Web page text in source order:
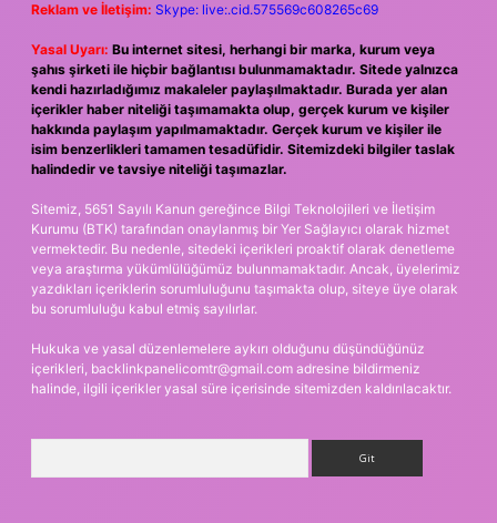
Reklam ve İletişim: Skype: live:.cid.575569c608265c69
Yasal Uyarı: Bu internet sitesi, herhangi bir marka, kurum veya
şahıs şirketi ile hiçbir bağlantısı bulunmamaktadır. Sitede yalnızca
kendi hazırladığımız makaleler paylaşılmaktadır. Burada yer alan
içerikler haber niteliği taşımamakta olup, gerçek kurum ve kişiler
hakkında paylaşım yapılmamaktadır. Gerçek kurum ve kişiler ile
isim benzerlikleri tamamen tesadüfidir. Sitemizdeki bilgiler taslak
halindedir ve tavsiye niteliği taşımazlar.
Sitemiz, 5651 Sayılı Kanun gereğince Bilgi Teknolojileri ve İletişim
Kurumu (BTK) tarafından onaylanmış bir Yer Sağlayıcı olarak hizmet
vermektedir. Bu nedenle, sitedeki içerikleri proaktif olarak denetleme
veya araştırma yükümlülüğümüz bulunmamaktadır. Ancak, üyelerimiz
yazdıkları içeriklerin sorumluluğunu taşımakta olup, siteye üye olarak
bu sorumluluğu kabul etmiş sayılırlar.
Hukuka ve yasal düzenlemelere aykırı olduğunu düşündüğünüz
içerikleri, backlinkpanelicomtr@gmail.com adresine bildirmeniz
halinde, ilgili içerikler yasal süre içerisinde sitemizden kaldırılacaktır.